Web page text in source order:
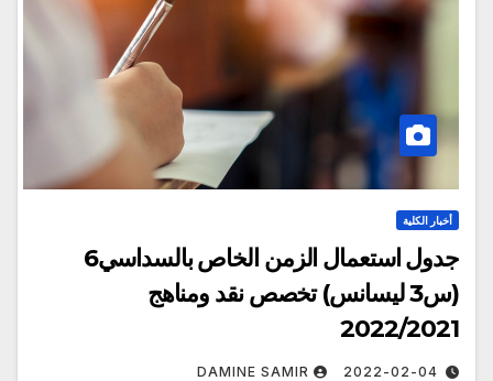
أخبار الكلية
جدول استعمال الزمن الخاص بالسداسي6
(س3 ليسانس) تخصص نقد ومناهج
2022/2021
2022-02-04
DAMINE SAMIR